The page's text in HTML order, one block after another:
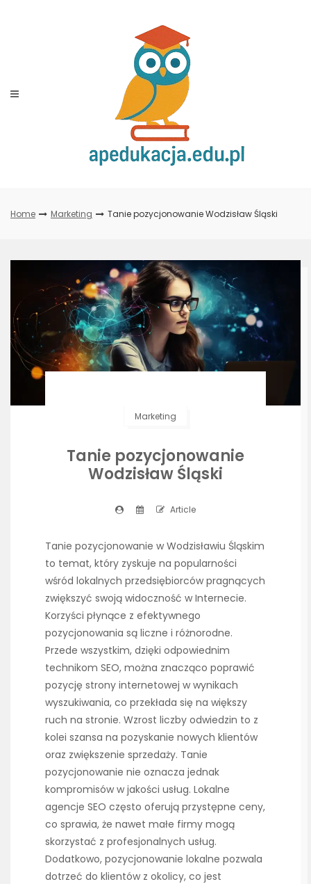
Home Marketing Tanie pozycjonowanie Wodzisław Śląski
Marketing
Tanie pozycjonowanie
Wodzisław Śląski
Article
Tanie pozycjonowanie w Wodzisławiu Śląskim
to temat, który zyskuje na popularności
wśród lokalnych przedsiębiorców pragnących
zwiększyć swoją widoczność w Internecie.
Korzyści płynące z efektywnego
pozycjonowania są liczne i różnorodne.
Przede wszystkim, dzięki odpowiednim
technikom SEO, można znacząco poprawić
pozycję strony internetowej w wynikach
wyszukiwania, co przekłada się na większy
ruch na stronie. Wzrost liczby odwiedzin to z
kolei szansa na pozyskanie nowych klientów
oraz zwiększenie sprzedaży. Tanie
pozycjonowanie nie oznacza jednak
kompromisów w jakości usług. Lokalne
agencje SEO często oferują przystępne ceny,
co sprawia, że nawet małe firmy mogą
skorzystać z profesjonalnych usług.
Dodatkowo, pozycjonowanie lokalne pozwala
dotrzeć do klientów z okolicy, co jest